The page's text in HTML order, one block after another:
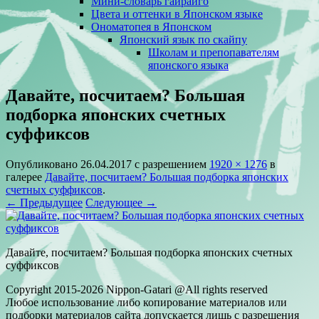
Цвета и оттенки в Японском языке
Ономатопея в Японском
Японский язык по скайпу
Школам и препопавателям
японского языка
Давайте, посчитаем? Большая
подборка японских счетных
суффиксов
Опубликовано 26.04.2017 с разрешением 1920 × 1276 в
галерее Давайте, посчитаем? Большая подборка японских
счетных суффиксов.
← Предыдущее Следующее →
Давайте, посчитаем? Большая подборка японских счетных
суффиксов
Copyright 2015-2026 Nippon-Gatari @All rights reserved
Любое использование либо копирование материалов или
подборки материалов сайта допускается лишь с разрешения